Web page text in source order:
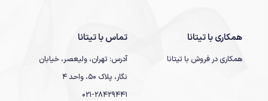
همکاری با تیتانا
همکاری در فروش با تیتانا
تماس با تیتانا
آدرس: تهران، ولیعصر، خیابان
نگار، پلاک 50، واحد 4
021-28429441